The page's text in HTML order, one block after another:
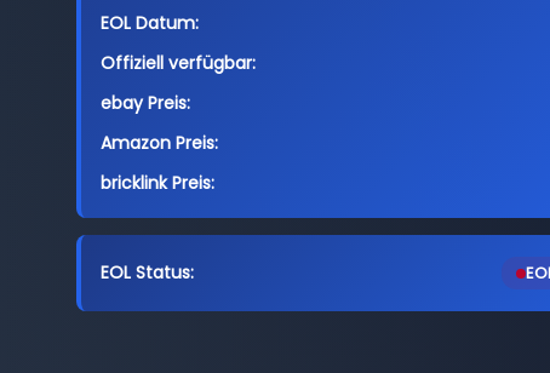
EOL Datum:
Offiziell verfügbar:
ebay Preis:
Amazon Preis:
bricklink Preis:
EOL Status: